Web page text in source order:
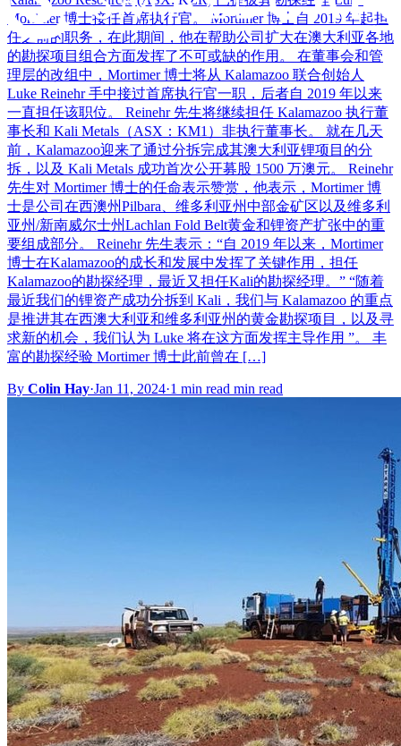
Mortimer 博士接任首席执行官。 Mortimer 博士自 2019 年起担
任之前的职务，在此期间，他在帮助公司扩大在澳大利亚各地
的勘探项目组合方面发挥了不可或缺的作用。 在董事会和管
理层的改组中，Mortimer 博士将从 Kalamazoo 联合创始人
Luke Reinehr 手中接过首席执行官一职，后者自 2019 年以来
一直担任该职位。 Reinehr 先生将继续担任 Kalamazoo 执行董
事长和 Kali Metals（ASX：KM1）非执行董事长。 就在几天
前，Kalamazoo迎来了通过分拆完成其澳大利亚锂项目的分
拆，以及 Kali Metals 成功首次公开募股 1500 万澳元。 Reinehr
先生对 Mortimer 博士的任命表示赞赏，他表示，Mortimer 博
士是公司在西澳州Pilbara、维多利亚州中部金矿区以及维多利
亚州/新南威尔士州Lachlan Fold Belt黄金和锂资产扩张中的重
要组成部分。 Reinehr 先生表示：“自 2019 年以来，Mortimer
博士在Kalamazoo的成长和发展中发挥了关键作用，担任
Kalamazoo的勘探经理，最近又担任Kali的勘探经理。” “随着
最近我们的锂资产成功分拆到 Kali，我们与 Kalamazoo 的重点
是推进其在西澳大利亚和维多利亚州的黄金勘探项目，以及寻
求新的机会，我们认为 Luke 将在这方面发挥主导作用 ”。 丰
富的勘探经验 Mortimer 博士此前曾在 […]
By Colin Hay·Jan 11, 2024·1 min read min read